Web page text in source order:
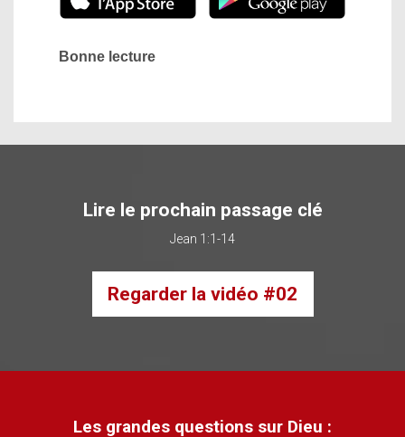
Bonne lecture
Lire le prochain passage clé
Jean 1:1-14
Regarder la vidéo #02
Les grandes questions sur Dieu :